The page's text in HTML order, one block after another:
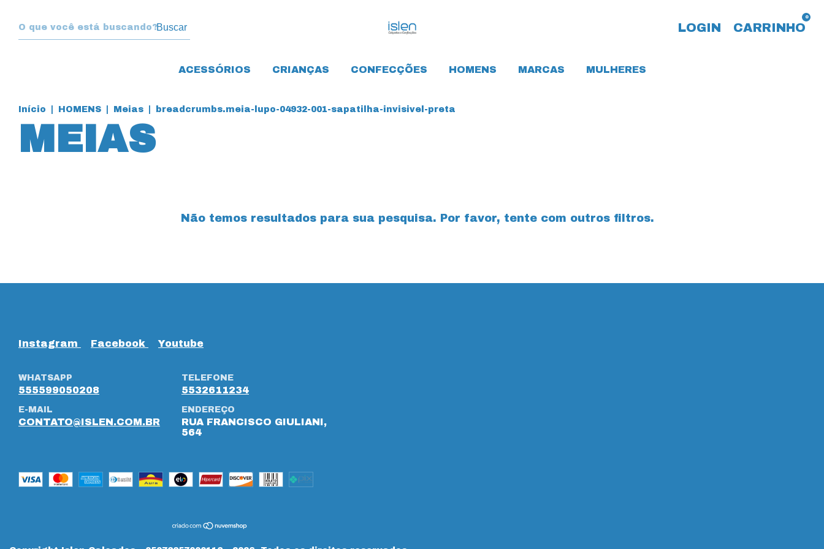
Buscar LOGIN CARRINHO
0
ACESSÓRIOS CRIANÇAS CONFECÇÕES HOMENS MARCAS MULHERES
Início HOMENS Meias breadcrumbs.meia-lupo-04932-001-sapatilha-invisivel-preta
MEIAS
Não temos resultados para sua pesquisa. Por favor, tente com outros filtros.
Instagram Facebook Youtube
WHATSAPP
555599050208
TELEFONE
5532611234
E-MAIL
CONTATO@ISLEN.COM.BR
ENDEREÇO
RUA FRANCISCO GIULIANI,
564